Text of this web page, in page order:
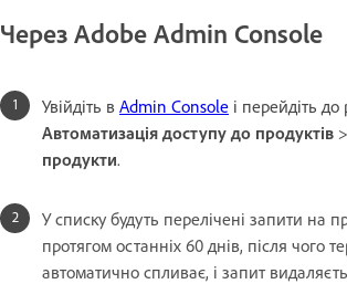
Через Adobe Admin Console
Увійдіть в Admin Console і перейдіть до
Автоматизація доступу до продуктів >
продукти.
У списку будуть перелічені запити на
протягом останніх 60 днів, після чого
автоматично спливає, і запит